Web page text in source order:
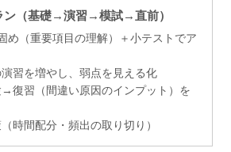
ン（基礎→演習→模試→直前）
め（重要項目の理解）＋小テストでア
習を増やし、弱点を見える化
復習（間違い原因のインプット）を
時間配分・頻出の取り切り）